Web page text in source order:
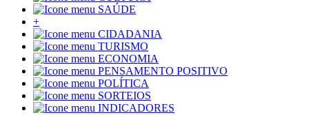
SAÚDE
+
CIDADANIA
TURISMO
ECONOMIA
PENSAMENTO POSITIVO
POLÍTICA
SORTEIOS
INDICADORES